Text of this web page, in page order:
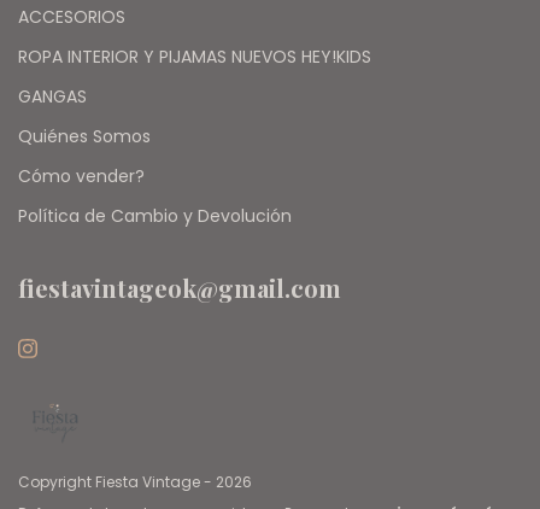
ACCESORIOS
ROPA INTERIOR Y PIJAMAS NUEVOS HEY!KIDS
GANGAS
Quiénes Somos
Cómo vender?
Política de Cambio y Devolución
fiestavintageok@gmail.com
Copyright Fiesta Vintage - 2026